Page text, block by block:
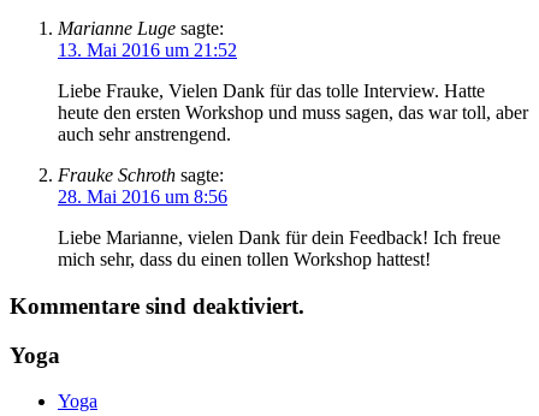
Marianne Luge sagte:
13. Mai 2016 um 21:52
Liebe Frauke, Vielen Dank für das tolle Interview. Hatte
heute den ersten Workshop und muss sagen, das war toll, aber
auch sehr anstrengend.
Frauke Schroth sagte:
28. Mai 2016 um 8:56
Liebe Marianne, vielen Dank für dein Feedback! Ich freue
mich sehr, dass du einen tollen Workshop hattest!
Kommentare sind deaktiviert.
Yoga
Yoga